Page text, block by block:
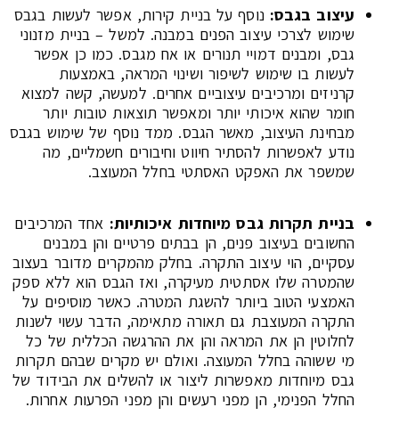
עיצוב בגבס: נוסף על בניית קירות, אפשר לעשות בגבס
שימוש לצרכי עיצוב הפנים במבנה. למשל – בניית מזנוני
גבס, ומבנים דמויי תנורים או אח מגבס. כמו כן אפשר
לעשות בו שימוש לשיפור ושינוי המראה, באמצעות
קרניזים ומרכיבים עיצוביים אחרים. למעשה, קשה למצוא
חומר שהוא איכותי יותר ומאפשר תוצאות טובות יותר
מבחינת העיצוב, מאשר הגבס. ממד נוסף של שימוש בגבס
נודע לאפשרות להסתיר חיווט וחיבורים חשמליים, מה
שמשפר את האפקט האסתטי בחלל המעוצב.
בניית תקרות גבס מיוחדות איכותיות: אחד המרכיבים
החשובים בעיצוב פנים, הן בבתים פרטיים והן במבנים
עסקיים, הוי עיצוב התקרה. בחלק מהמקרים מדובר בעצוב
שהמטרה שלו אסתטית מעיקרה, ואז הגבס הוא ללא ספק
האמצעי הטוב ביותר להשגת המטרה. כאשר מוסיפים על
התקרה המעוצבת גם תאורה מתאימה, הדבר עשוי לשנות
לחלוטין הן את המראה והן את ההרגשה הכללית של כל
מי ששוהה בחלל המעוצה. ואולם יש מקרים שבהם תקרות
גבס מיוחדות מאפשרות ליצור או להשלים את הבידוד של
החלל הפנימי, הן מפני רעשים והן מפני הפרעות אחרות.